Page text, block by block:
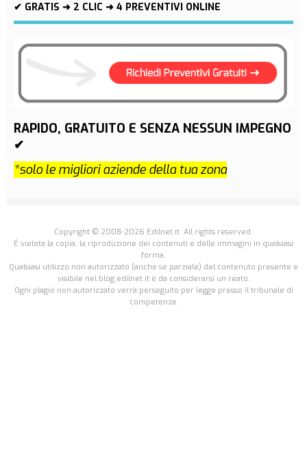
✔ GRATIS ➜ 2 CLIC ➜ 4 PREVENTIVI ONLINE
RAPIDO, GRATUITO E SENZA NESSUN IMPEGNO
✔
*solo le migliori aziende della tua zona
Copyright © 2008-2026 Edilnet.it. All rights reserved.
É vietata la copia, la riproduzione dei contenuti e delle immagini in qualsiasi
forma.
Qualsiasi utilizzo non autorizzato (anche se parziale) del contenuto presente e
visibile nel blog.edilnet.it è da considerarsi un reato.
Ogni plagio non autorizzato verrà perseguito per legge presso il tribunale di
competenza.